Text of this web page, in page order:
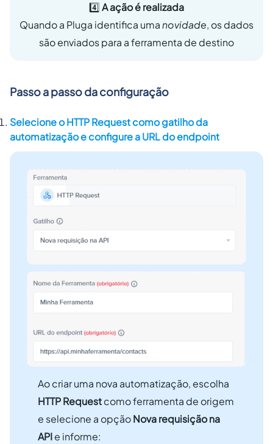
4️⃣A ação é realizada
Quando a Pluga identifica umanovidade, os dados
são enviados para a ferramenta de destino
Passo a passoda configuração
Selecione o HTTP Request como gatilho da
automatização e configure a URL do endpoint
Ao criar uma nova automatização, escolha
HTTP Requestcomo ferramenta de origem
e selecione a opçãoNova requisição na
APIe informe: